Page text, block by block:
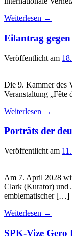
Weiterlesen →
Eilantrag
Veröffentlicht am
Die 9. Kammer des
Veranstaltung
Weiterlesen →
Porträts der
Veröffentlicht am
Am 7. April 2028
Clark (Kurator) und
emblematischer […]
Weiterlesen →
SPK-Vize Gero